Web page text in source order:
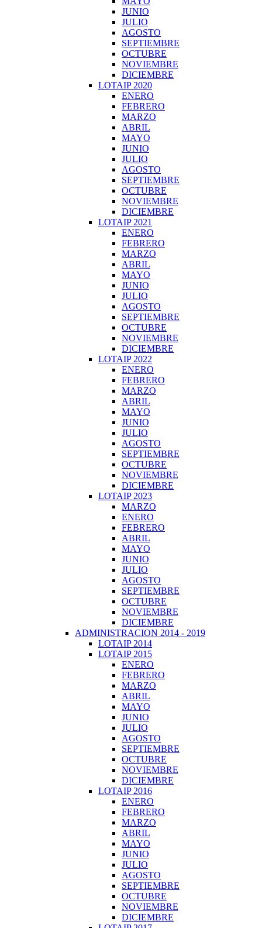
JUNIO
JULIO
AGOSTO
SEPTIEMBRE
OCTUBRE
NOVIEMBRE
DICIEMBRE
LOTAIP 2020
ENERO
FEBRERO
MARZO
ABRIL
MAYO
JUNIO
JULIO
AGOSTO
SEPTIEMBRE
OCTUBRE
NOVIEMBRE
DICIEMBRE
LOTAIP 2021
ENERO
FEBRERO
MARZO
ABRIL
MAYO
JUNIO
JULIO
AGOSTO
SEPTIEMBRE
OCTUBRE
NOVIEMBRE
DICIEMBRE
LOTAIP 2022
ENERO
FEBRERO
MARZO
ABRIL
MAYO
JUNIO
JULIO
AGOSTO
SEPTIEMBRE
OCTUBRE
NOVIEMBRE
DICIEMBRE
LOTAIP 2023
MARZO
ENERO
FEBRERO
ABRIL
MAYO
JUNIO
JULIO
AGOSTO
SEPTIEMBRE
OCTUBRE
NOVIEMBRE
DICIEMBRE
ADMINISTRACION 2014 - 2019
LOTAIP 2014
LOTAIP 2015
ENERO
FEBRERO
MARZO
ABRIL
MAYO
JUNIO
JULIO
AGOSTO
SEPTIEMBRE
OCTUBRE
NOVIEMBRE
DICIEMBRE
LOTAIP 2016
ENERO
FEBRERO
MARZO
ABRIL
MAYO
JUNIO
JULIO
AGOSTO
SEPTIEMBRE
OCTUBRE
NOVIEMBRE
DICIEMBRE